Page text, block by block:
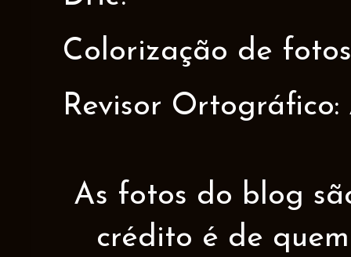
Colorização de
Revisor Ortográfico:
As fotos do blog
crédito é de